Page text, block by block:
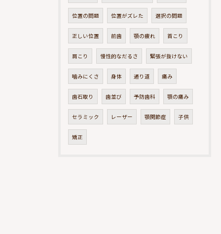
位置の問題 位置がズレた 選択の問題
正しい位置 前歯 顎の疲れ 首こり
肩こり 慢性的なだるさ 緊張が抜けない
噛みにくさ 身体 通り道 痛み
歯石取り 歯並び 予防歯科 顎の痛み
セラミック レーザー 顎関節症 子供
矯正